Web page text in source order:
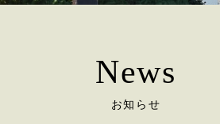
News
お知らせ